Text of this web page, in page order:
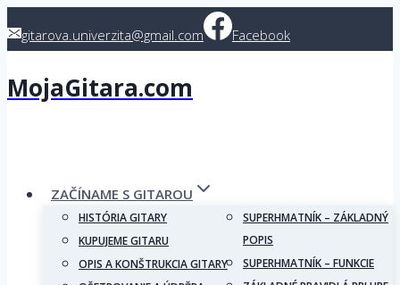
togitarova.univerzita@gmail.com Facebook
MojaGitara.com
ZAČÍNAME S GITAROU
HISTÓRIA GITARY
KUPUJEME GITARU
OPIS A KONŠTRUKCIA GITARY
SUPERHMATNÍK – ZÁKLADNÝ
POPIS
SUPERHMATNÍK – FUNKCIE